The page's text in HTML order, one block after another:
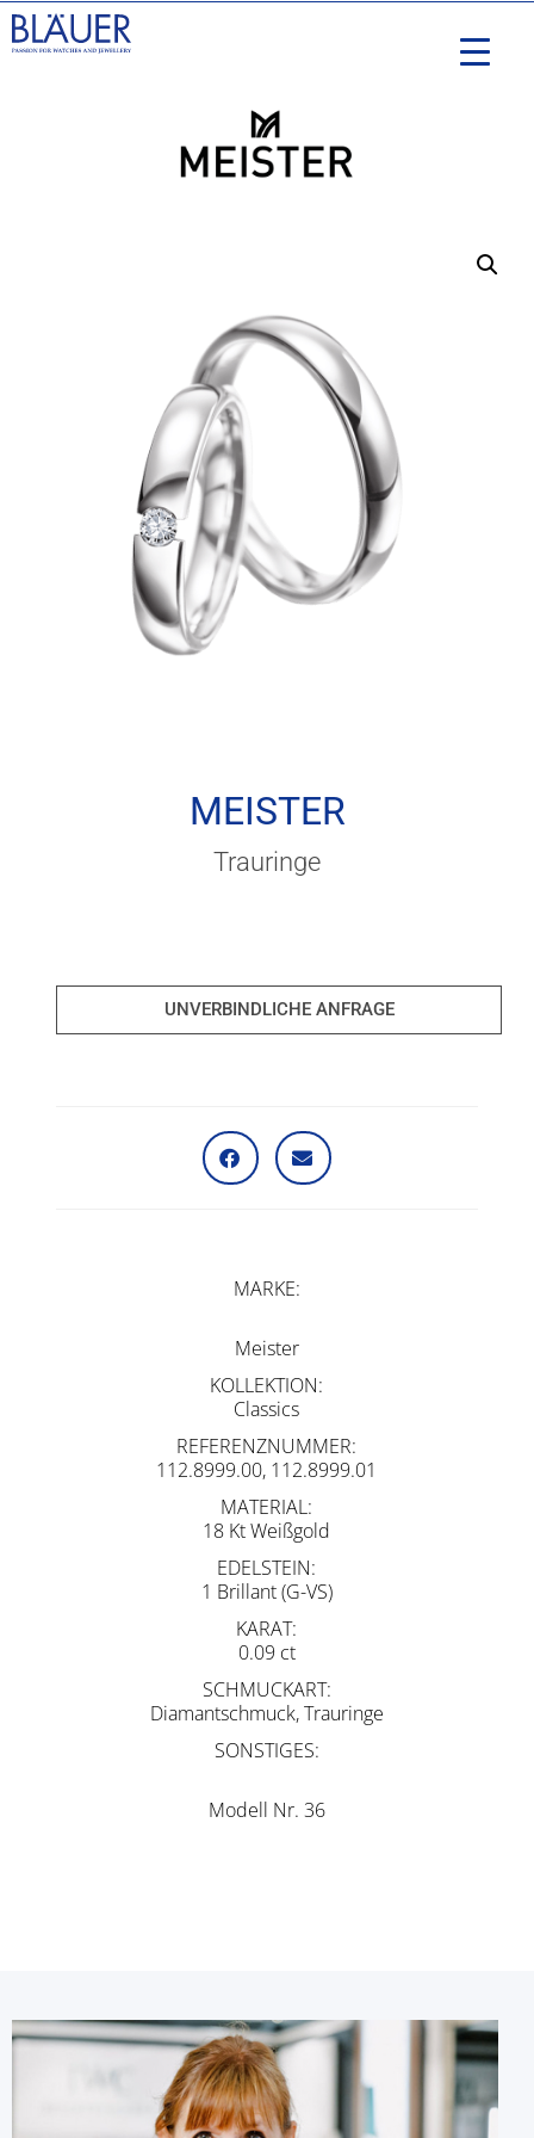
MEISTER
Trauringe
UNVERBINDLICHE ANFRAGE
MARKE
Meister
KOLLEKTION
Classics
REFERENZNUMMER
112.8999.00, 112.8999.01
MATERIAL
18 Kt Weißgold
EDELSTEIN
1 Brillant (G-VS)
KARAT
0.09 ct
SCHMUCKART
Diamantschmuck, Trauringe
SONSTIGES
Modell Nr. 36